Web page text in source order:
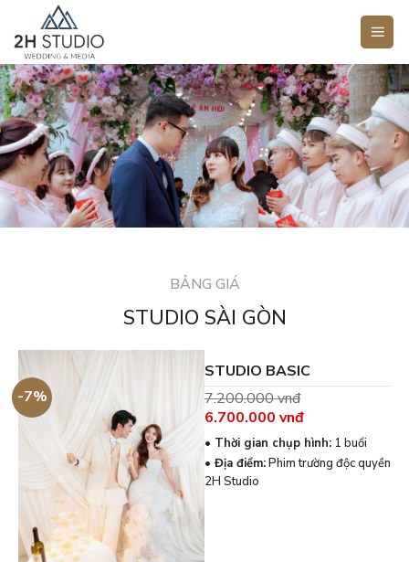
qua
dung
BẢNG GIÁ
STUDIO SÀI GÒN
-7%
STUDIO BASIC
7.200.000vnđ
Giá
gốc
là:
7.200.000 vnđ.
6.700.000 vnđ
hiện
tại
là:
6.700.000 vnđ.
• Thời gian chụp hình: 1 buổi
• Địa điểm:Phim trường độc quyền
2H Studio